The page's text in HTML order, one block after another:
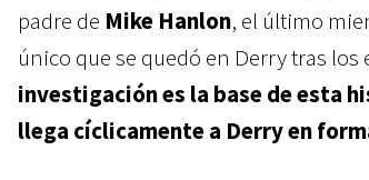
padre de Mike Hanlon, el último
único que se quedó en Derry tras
investigación es la base de esta
llega cíclicamente a Derry en